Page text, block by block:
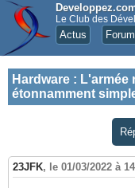
Le Club des
Actus
Hardware : L'armée
étonnamment
23JFK, le 01/03/2022 à